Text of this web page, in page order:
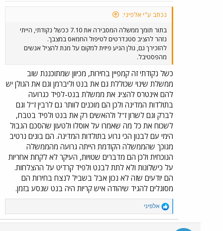
נכתב ע"י אלפיני:
בתור תומך ממשלה המסבירה את 7.10 ככשל נקודתי, הייתי
נזהר להציב סטנדרטים לטיפול החמאס במצבך.
להזכירך גם, גולן הגיע פיזית למקום על מנת להציל אנשים
מהפסטיבל.
כשל נקודתי זה קמפיין בחירות, מכיוון שמתוכננת שוב
ממשלת שינוי שכוללת גם את בנט וליברמן וגם את הגולן יש
להם אינטרס להציג את ממשלת בנט-לפיד כגרועה
בתולדות המדינה ולכן הם מוכנים לוותר גם לרבין ז"ל וגם
לברק וגם לשרון ז"ל ולהאשים רק את בנט ולפיד בטבח,
לשכוח את כל מה שאמרו על אוסלו ולטעון שהסכם הגבול
הימי עם לבנון הכי גרוע בתולדות המדינה. הם בונים נרטיב
מגוכך שהממשלה הקודמת הייתה גרועה מהממשלה
הנוכחית ולכן הם מדברים שטויות, העיקר לא לקחת אחריות
על כישלונות ולא לתת לבנט ולפיד קרדיט על ההצלחות.
הם יודעים שזה לא נכון אבל בשביל לנצח בחירות הם
מסוגלים להגיד שיהודה איש קריות היה בנט שנסע בזמן.
R
e
a
c
אלפיני